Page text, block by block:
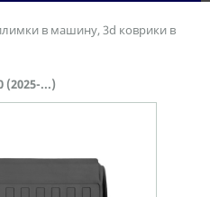
в машину, 3d коврики в
(2025-...)